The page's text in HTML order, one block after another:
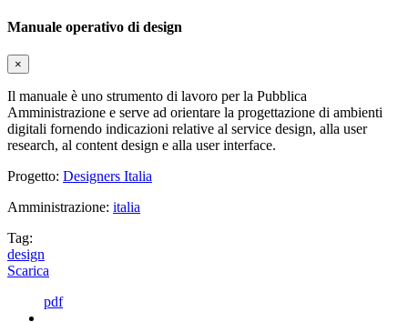
Manuale operativo di design
×
Il manuale è uno strumento di lavoro per la Pubblica
Amministrazione e serve ad orientare la progettazione di ambienti
digitali fornendo indicazioni relative al service design, alla user
research, al content design e alla user interface.
Progetto: Designers Italia
Amministrazione: italia
Tag:
design
Scarica
pdf